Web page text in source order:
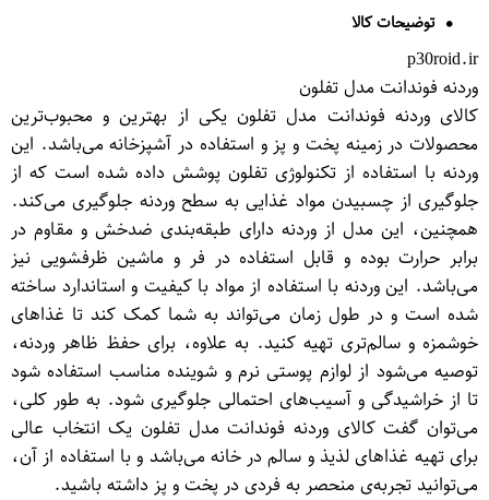
توضیحات کالا
p30roid.ir
وردنه فوندانت مدل تفلون
کالای وردنه فوندانت مدل تفلون یکی از بهترین و محبوب‌ترین
محصولات در زمینه پخت و پز و استفاده در آشپزخانه می‌باشد. این
وردنه با استفاده از تکنولوژی تفلون پوشش داده شده است که از
جلوگیری از چسبیدن مواد غذایی به سطح وردنه جلوگیری می‌کند.
همچنین، این مدل از وردنه دارای طبقه‌بندی ضدخش و مقاوم در
برابر حرارت بوده و قابل استفاده در فر و ماشین ظرفشویی نیز
می‌باشد. این وردنه با استفاده از مواد با کیفیت و استاندارد ساخته
شده است و در طول زمان می‌تواند به شما کمک کند تا غذاهای
خوشمزه و سالم‌تری تهیه کنید. به علاوه، برای حفظ ظاهر وردنه،
توصیه می‌شود از لوازم پوستی نرم و شوینده مناسب استفاده شود
تا از خراشیدگی و آسیب‌های احتمالی جلوگیری شود. به طور کلی،
می‌توان گفت کالای وردنه فوندانت مدل تفلون یک انتخاب عالی
برای تهیه غذاهای لذیذ و سالم در خانه می‌باشد و با استفاده از آن،
می‌توانید تجربه‌ی منحصر به فردی در پخت و پز داشته باشید.